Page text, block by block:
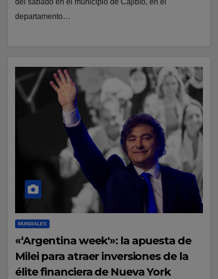
del sábado en el municipio de Cajibío, en el
departamento…
MUNDIALES
«‘Argentina week'»: la apuesta de
Milei para atraer inversiones de la
élite financiera de Nueva York